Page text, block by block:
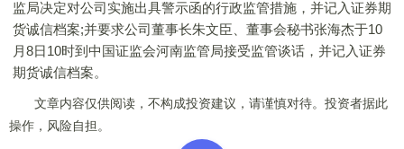
监局决定对公司实施出具警示函的行政监管措施，并记入证券期
货诚信档案;并要求公司董事长朱文臣、董事会秘书张海杰于10
月8日10时到中国证监会河南监管局接受监管谈话，并记入证券
期货诚信档案。
文章内容仅供阅读，不构成投资建议，请谨慎对待。投资者据此
操作，风险自担。